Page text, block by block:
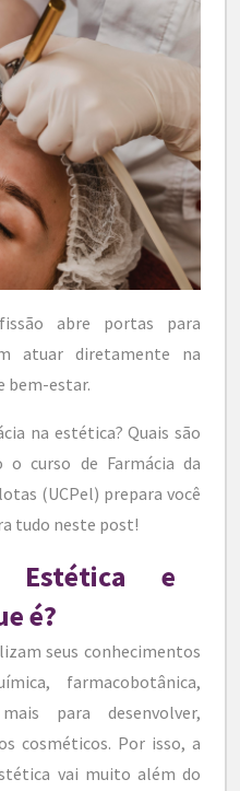
abre portas para
atuar diretamente na
bem-estar.
na estética? Quais são
o curso de Farmácia da
(UCPel) prepara você
tudo neste post!
Estética e
é?
seus conhecimentos
farmacobotânica,
para desenvolver,
cosméticos. Por isso, a
vai muito além do